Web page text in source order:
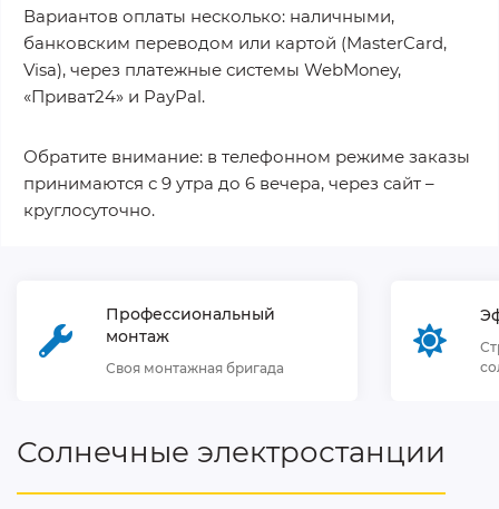
Вариантов оплаты несколько: наличными,
банковским переводом или картой (MasterCard,
Visa), через платежные системы WebMoney,
«Приват24» и PayPal.
Обратите внимание: в телефонном режиме заказы
принимаются с 9 утра до 6 вечера, через сайт –
круглосуточно.
Профессиональный
монтаж
Своя монтажная бригада
Солнечные электростанции